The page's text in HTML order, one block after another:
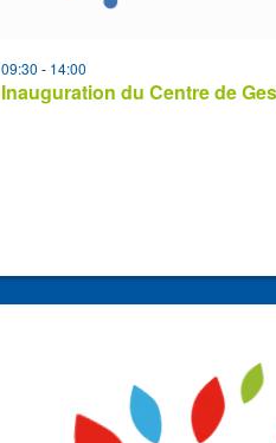
Inauguration du Centre de
09:30 - 14:00